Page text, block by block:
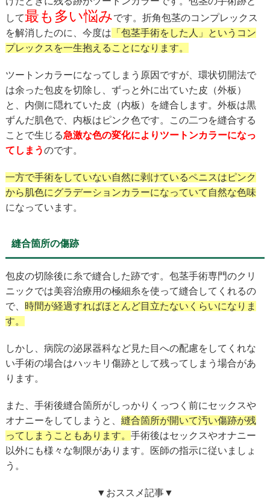
して最も多い悩みです。折角包茎のコンプレックス
を解消したのに、今度は 「包茎手術をした人」というコン
プレックスを一生抱えることになります。
ツートンカラーになってしまう原因ですが、環状切開法で
は余った包皮を切除し、ずっと外に出ていた皮（外板）
と、内側に隠れていた皮（内板）を縫合します。外板は黒
ずんだ肌色で、内板はピンク色です。この二つを縫合する
ことで生じる急激な色の変化によりツートンカラーになっ
てしまうのです。
一方で手術をしていない自然に剥けているペニスはピンク
から肌色にグラデーションカラーになっていて自然な色味
になっています。
縫合箇所の傷跡
包皮の切除後に糸で縫合した跡です。包茎手術専門のクリ
ニックでは美容治療用の極細糸を使って縫合してくれるの
で、 時間が経過すればほとんど目立たないくらいになりま
す。
しかし、病院の泌尿器科など見た目への配慮をしてくれな
い手術の場合はハッキリ傷跡として残ってしまう場合があ
ります。
また、手術後縫合箇所がしっかりくっつく前にセックスや
オナニーをしてしまうと、 縫合箇所が開いて汚い傷跡が残
ってしまうこともあります。 手術後はセックスやオナニー
以外にも様々な制限があります。医師の指示に従いましょ
う。
▼おススメ記事▼